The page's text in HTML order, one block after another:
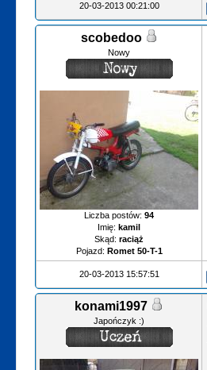
20-03-2013 00:21:00
scobedoo
Nowy
Liczba postów:94
Imię: kamil
Skąd: raciąż
Pojazd: Romet 50-T-1
20-03-2013 15:57:51
konami1997
Japończyk :)